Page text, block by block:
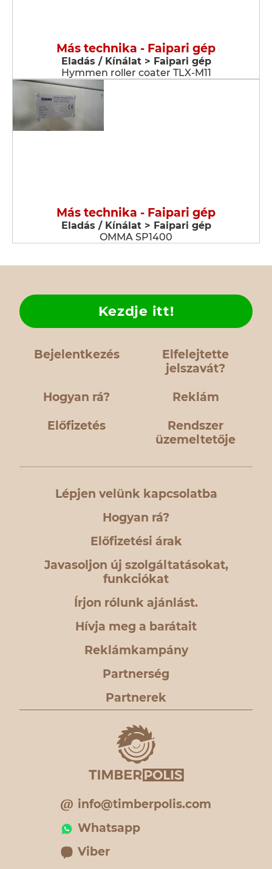
Más technika - Faipari gép
Eladás / Kínálat > Faipari gép
Hymmen roller coater TLX-M11
Más technika - Faipari gép
Eladás / Kínálat > Faipari gép
OMMA SP1400
Bejelentkezés
Elfelejtette
jelszavát?
Hogyan rá?
Kezdje itt!
Reklám
Előfizetés
Rendszer
üzemeltetője
Lépjen velünk kapcsolatba
Hogyan rá?
Előfizetési árak
Javasoljon új szolgáltatásokat,
funkciókat
Írjon rólunk ajánlást.
Hívja meg a barátait
Reklámkampány
Partnerség
Partnerek
info@timberpolis.com
Whatsapp
Viber